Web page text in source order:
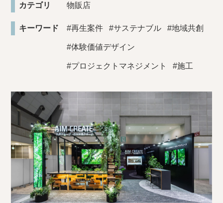
カテゴリ 物販店
キーワード #再生案件 #サステナブル #地域共創
#体験価値デザイン
#プロジェクトマネジメント #施工